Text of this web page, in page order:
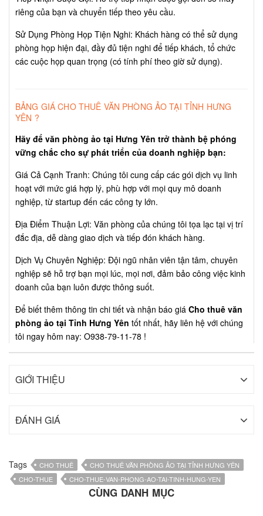
riêng của bạn và chuyển tiếp theo yêu cầu.
Sử Dụng Phòng Họp Tiện Nghi: Khách hàng có thể sử dụng
phòng họp hiện đại, đầy đủ tiện nghi để tiếp khách, tổ chức
các cuộc họp quan trọng (có tính phí theo giờ sử dụng).
BẢNG GIÁ CHO THUÊ VĂN PHÒNG ẢO TẠI TỈNH HƯNG
YÊN ?
Hãy để văn phòng ảo tại Hưng Yên trở thành bệ phóng
vững chắc cho sự phát triển của doanh nghiệp bạn:
Giá Cả Cạnh Tranh: Chúng tôi cung cấp các gói dịch vụ linh
hoạt với mức giá hợp lý, phù hợp với mọi quy mô doanh
nghiệp, từ startup đến các công ty lớn.
Địa Điểm Thuận Lợi: Văn phòng của chúng tôi tọa lạc tại vị trí
đắc địa, dễ dàng giao dịch và tiếp đón khách hàng.
Dịch Vụ Chuyên Nghiệp: Đội ngũ nhân viên tận tâm, chuyên
nghiệp sẽ hỗ trợ bạn mọi lúc, mọi nơi, đảm bảo công việc kinh
doanh của bạn luôn được thông suốt.
Để biết thêm thông tin chi tiết và nhận báo giá Cho thuê văn
phòng ảo tại Tỉnh Hưng Yên tốt nhất, hãy liên hệ với chúng
tôi ngay hôm nay: O938-79-11-78 !
GIỚI THIỆU
ĐÁNH GIÁ
Tags CHO THUÊ
CHO THUÊ VĂN PHÒNG ẢO TẠI TỈNH HƯNG YÊN
CHO-THUE
CHO-THUE-VAN-PHONG-AO-TAI-TINH-HUNG-YEN
CÙNG DANH MỤC